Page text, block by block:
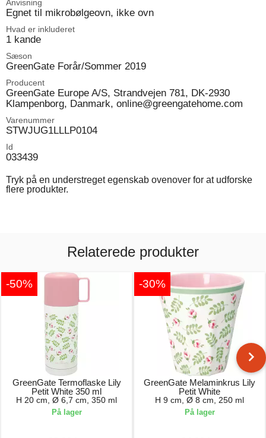
Anvisning
Egnet til mikrobølgeovn, ikke ovn
Hvad er inkluderet
1 kande
Sæson
GreenGate Forår/Sommer 2019
Producent
GreenGate Europe A/S, Strandvejen 781, DK-2930
Klampenborg, Danmark, online@greengatehome.com
Varenummer
STWJUG1LLLP0104
Id
033439
Tryk på en understreget egenskab ovenover for at udforske
flere produkter.
Relaterede produkter
-50%
GreenGate Termoflaske Lily
Petit White 350 ml
H 20 cm, Ø 6,7 cm, 350 ml
På lager
-30%
GreenGate Melaminkrus Lily
Petit White
H 9 cm, Ø 8 cm, 250 ml
På lager